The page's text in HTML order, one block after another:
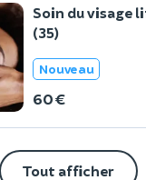
Soin du visage
(35)
Nouveau
60 €
Tout afficher